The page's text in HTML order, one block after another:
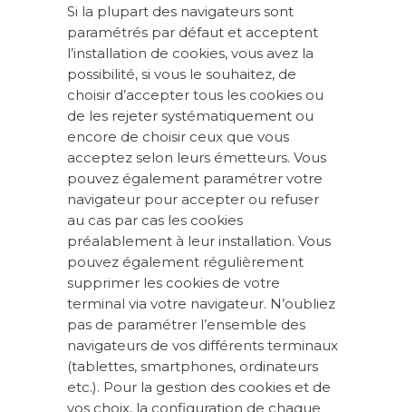
Si la plupart des navigateurs sont
paramétrés par défaut et acceptent
l’installation de cookies, vous avez la
possibilité, si vous le souhaitez, de
choisir d’accepter tous les cookies ou
de les rejeter systématiquement ou
encore de choisir ceux que vous
acceptez selon leurs émetteurs. Vous
pouvez également paramétrer votre
navigateur pour accepter ou refuser
au cas par cas les cookies
préalablement à leur installation. Vous
pouvez également régulièrement
supprimer les cookies de votre
terminal via votre navigateur. N’oubliez
pas de paramétrer l’ensemble des
navigateurs de vos différents terminaux
(tablettes, smartphones, ordinateurs
etc.). Pour la gestion des cookies et de
vos choix, la configuration de chaque